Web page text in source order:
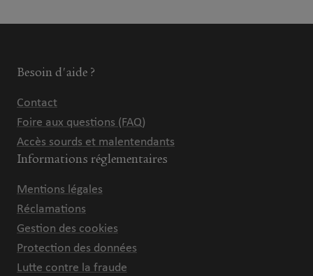
Besoin d'aide ?
Contact
Foire aux questions (FAQ)
Accès sourds et malentendants
Informations réglementaires
Mentions légales
Réclamations
Gestion des cookies
Protection des données
Lutte contre la fraude